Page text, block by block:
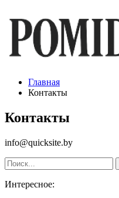
Главная
Контакты
Контакты
info@quicksite.by
Интересное: